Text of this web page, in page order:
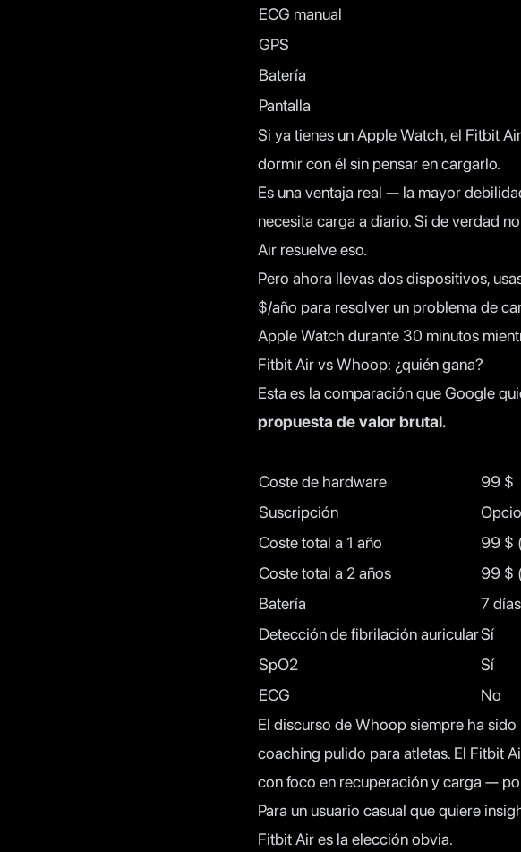
ECG manual
GPS
Batería
Pantalla
Si ya tienes un Apple Watch, el Fitbit
dormir con él sin pensar en cargarlo.
Es una ventaja real — la mayor
necesita carga a diario. Si de verdad
Air resuelve eso.
Pero ahora llevas dos dispositivos,
$/año para resolver un problema de
Apple Watch durante 30 minutos
Fitbit Air vs Whoop: ¿quién gana?
Esta es la comparación que Google
propuesta de valor brutal.
Coste de hardware
99 $
Suscripción
Coste total a 1 año
99 $
Coste total a 2 años
99 $
Batería
7 días
Detección de fibrilación auricularSí
SpO2
Sí
ECG
No
El discurso de Whoop siempre ha
coaching pulido para atletas. El Fitbit
con foco en recuperación y carga —
Para un usuario casual que quiere
Fitbit Air es la elección obvia.